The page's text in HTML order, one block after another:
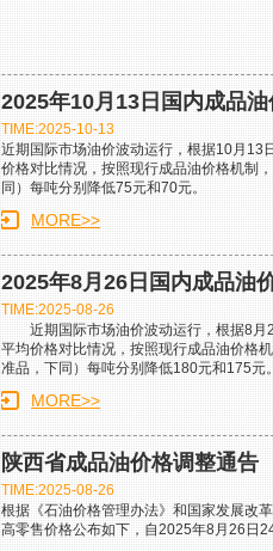
2025年10月13日国内成品
TIME:2025-10-13
近期国际市场油价波动运行，根据10月13
价格对比情况，按照现行成品油价格机制
同）每吨分别降低75元和70元。
MORE>>
2025年8月26日国内成品油
TIME:2025-08-26
近期国际市场油价波动运行，根据8月
平均价格对比情况，按照现行成品油价格
准品，下同）每吨分别降低180元和175元
MORE>>
陕西省成品油价格调整通告
TIME:2025-08-26
根据《石油价格管理办法》和国家发展改
高零售价格公布如下，自2025年8月26日